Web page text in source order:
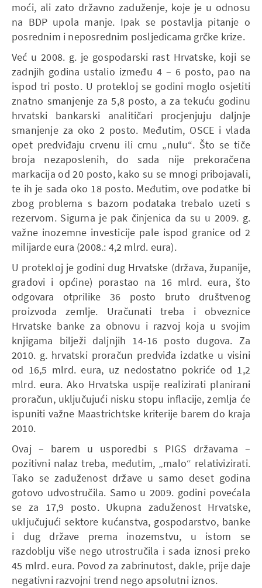
moći, ali zato državno zaduženje, koje je u odnosu
na BDP upola manje. Ipak se postavlja pitanje o
posrednim i neposrednim posljedicama grčke krize.
Već u 2008. g. je gospodarski rast Hrvatske, koji se
zadnjih godina ustalio između 4 – 6 posto, pao na
ispod tri posto. U protekloj se godini moglo osjetiti
znatno smanjenje za 5,8 posto, a za tekuću godinu
hrvatski bankarski analitičari procjenjuju daljnje
smanjenje za oko 2 posto. Međutim, OSCE i vlada
opet predviđaju crvenu ili crnu „nulu“. Što se tiče
broja nezaposlenih, do sada nije prekoračena
markacija od 20 posto, kako su se mnogi pribojavali,
te ih je sada oko 18 posto. Međutim, ove podatke bi
zbog problema s bazom podataka trebalo uzeti s
rezervom. Sigurna je pak činjenica da su u 2009. g.
važne inozemne investicije pale ispod granice od 2
milijarde eura (2008.: 4,2 mlrd. eura).
U protekloj je godini dug Hrvatske (država, županije,
gradovi i općine) porastao na 16 mlrd. eura, što
odgovara otprilike 36 posto bruto društvenog
proizvoda zemlje. Uračunati treba i obveznice
Hrvatske banke za obnovu i razvoj koja u svojim
knjigama bilježi daljnjih 14-16 posto dugova. Za
2010. g. hrvatski proračun predviđa izdatke u visini
od 16,5 mlrd. eura, uz nedostatno pokriće od 1,2
mlrd. eura. Ako Hrvatska uspije realizirati planirani
proračun, uključujući nisku stopu inflacije, zemlja će
ispuniti važne Maastrichtske kriterije barem do kraja
2010.
Ovaj – barem u usporedbi s PIGS državama –
pozitivni nalaz treba, međutim, „malo“ relativizirati.
Tako se zaduženost države u samo deset godina
gotovo udvostručila. Samo u 2009. godini povećala
se za 17,9 posto. Ukupna zaduženost Hrvatske,
uključujući sektore kućanstva, gospodarstvo, banke
i dug države prema inozemstvu, u istom se
razdoblju više nego utrostručila i sada iznosi preko
45 mlrd. eura. Povod za zabrinutost, dakle, prije daje
negativni razvojni trend nego apsolutni iznos.